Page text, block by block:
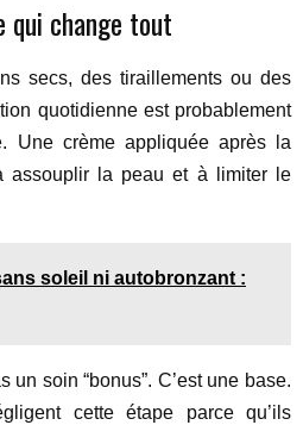
qui change tout
secs, des tiraillements ou des
quotidienne est probablement
Une crème appliquée après la
assouplir la peau et à limiter le
soleil ni autobronzant :
un soin “bonus”. C’est une base.
cette étape parce qu’ils